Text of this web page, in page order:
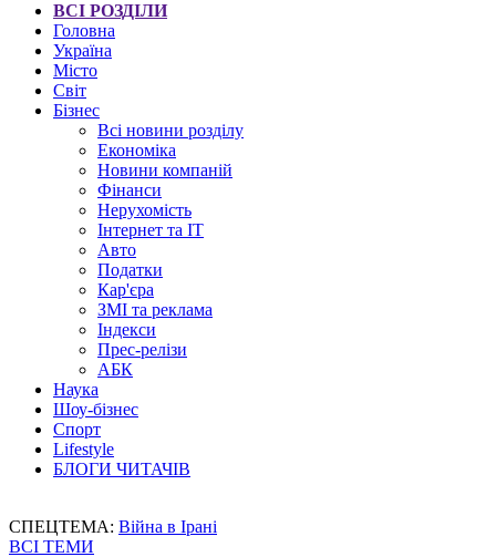
ВСІ РОЗДІЛИ
Головна
Україна
Місто
Світ
Бізнес
Всі новини розділу
Економіка
Новини компаній
Фінанси
Нерухомість
Інтернет та IT
Авто
Податки
Кар'єра
ЗМІ та реклама
Індекси
Прес-релізи
АБК
Наука
Шоу-бізнес
Спорт
Lifestyle
БЛОГИ ЧИТАЧІВ
СПЕЦТЕМА: Війна в Ірані
ВСІ ТЕМИ